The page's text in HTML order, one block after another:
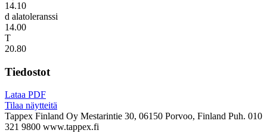
14.10
d alatoleranssi
14.00
T
20.80
Tiedostot
Lataa PDF
Tilaa näytteitä
Tappex Finland Oy Mestarintie 30, 06150 Porvoo, Finland Puh. 010
321 9800 www.tappex.fi